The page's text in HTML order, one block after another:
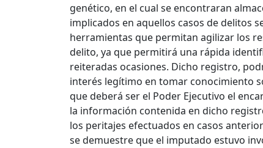
genético, en el cual se encontraran
implicados en aquellos casos de delitos
herramientas que permitan agilizar los
delito, ya que permitirá una rápida
reiteradas ocasiones. Dicho registro,
interés legítimo en tomar conocimiento
que deberá ser el Poder Ejecutivo el
la información contenida en dicho
los peritajes efectuados en casos
se demuestre que el imputado estuvo